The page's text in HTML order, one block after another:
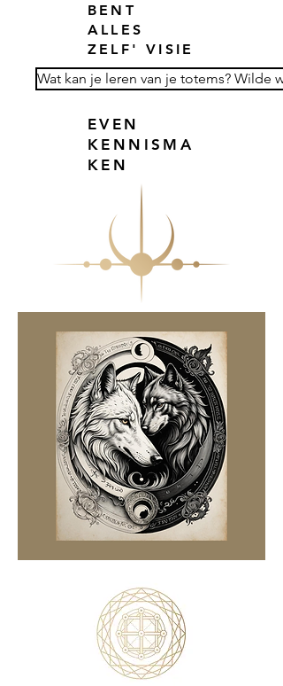
BENT
ALLES
ZELF' VISIE
Wat kan je leren van je totems? Wilde
EVEN
KENNISMA
KEN